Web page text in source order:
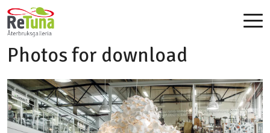
Photos for download